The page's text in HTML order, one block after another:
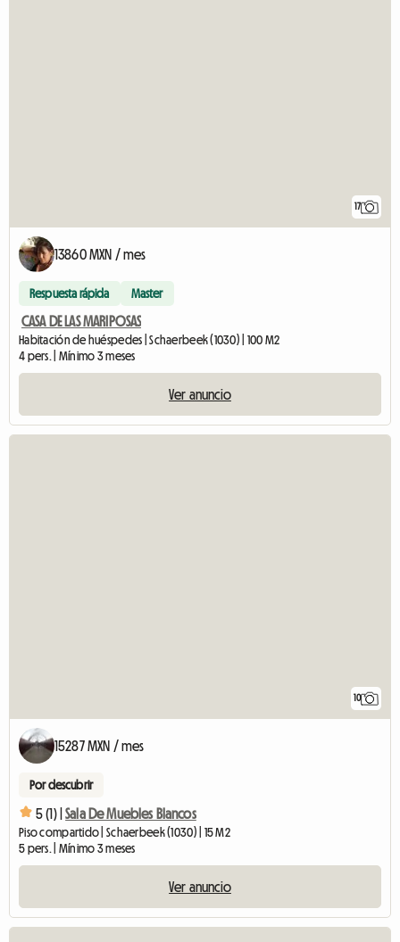
17
13860 MXN / mes
Respuesta rápida Master
CASA DE LAS MARIPOSAS
Habitación de huéspedes | Schaerbeek (1030) | 100 M2
4 pers. | Mínimo 3 meses
Ver anuncio
10
15287 MXN / mes
Por descubrir
5 (1) | Sala De Muebles Blancos
Piso compartido | Schaerbeek (1030) | 15 M2
5 pers. | Mínimo 3 meses
Ver anuncio